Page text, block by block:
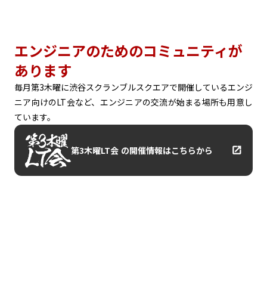
エンジニアのためのコミュニティが
あります
毎月第3木曜に渋谷スクランブルスクエアで開催しているエンジ
ニア向けのLT会など、エンジニアの交流が始まる場所も用意し
ています。
第3木曜LT会 の開催情報はこちらから launch